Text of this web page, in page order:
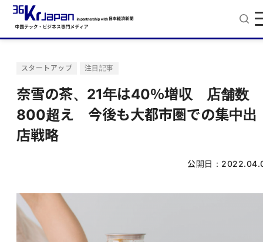
スタートアップ 注目記事
奈雪の茶、21年は40％増収 店舗数
800超え 今後も大都市圏での集中出
店戦略
公開日：